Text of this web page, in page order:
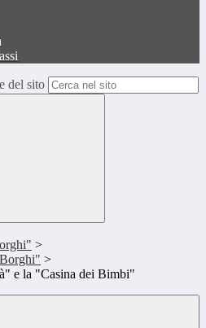
del sito
>
>
e la "Casina dei Bimbi"